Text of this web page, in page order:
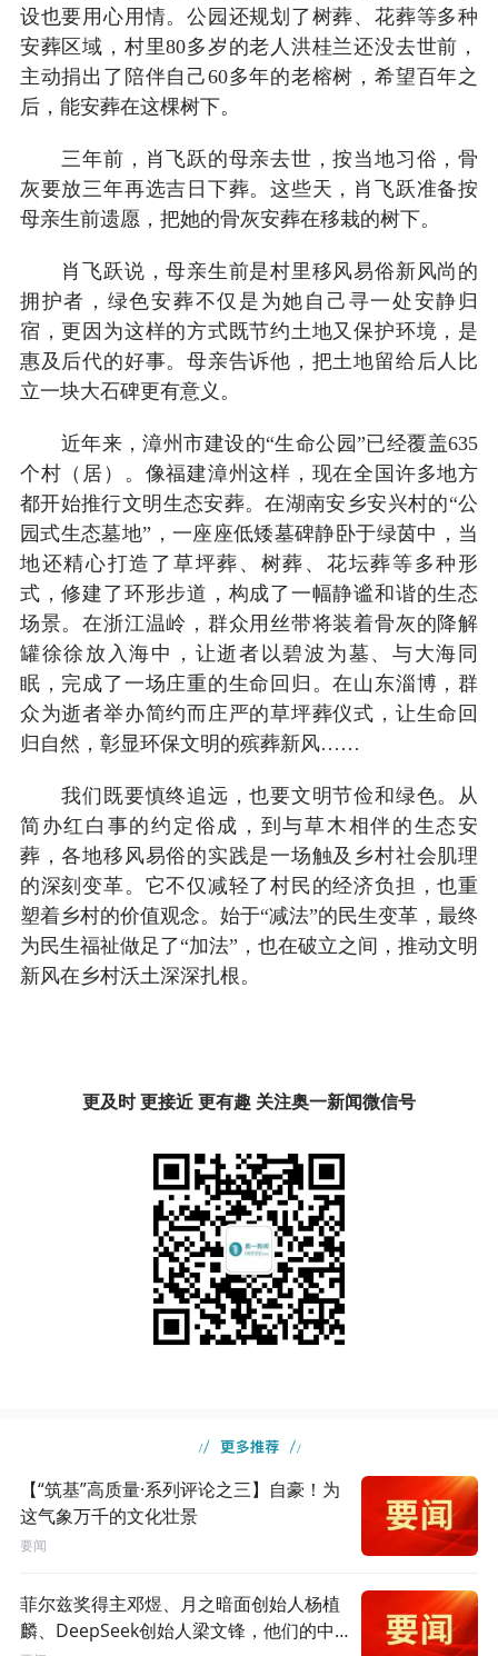
设也要用心用情。公园还规划了树葬、花葬等多种
安葬区域，村里80多岁的老人洪桂兰还没去世前，
主动捐出了陪伴自己60多年的老榕树，希望百年之
后，能安葬在这棵树下。
三年前，肖飞跃的母亲去世，按当地习俗，骨
灰要放三年再选吉日下葬。这些天，肖飞跃准备按
母亲生前遗愿，把她的骨灰安葬在移栽的树下。
肖飞跃说，母亲生前是村里移风易俗新风尚的
拥护者，绿色安葬不仅是为她自己寻一处安静归
宿，更因为这样的方式既节约土地又保护环境，是
惠及后代的好事。母亲告诉他，把土地留给后人比
立一块大石碑更有意义。
近年来，漳州市建设的“生命公园”已经覆盖635
个村（居）。像福建漳州这样，现在全国许多地方
都开始推行文明生态安葬。在湖南安乡安兴村的“公
园式生态墓地”，一座座低矮墓碑静卧于绿茵中，当
地还精心打造了草坪葬、树葬、花坛葬等多种形
式，修建了环形步道，构成了一幅静谧和谐的生态
场景。在浙江温岭，群众用丝带将装着骨灰的降解
罐徐徐放入海中，让逝者以碧波为墓、与大海同
眠，完成了一场庄重的生命回归。在山东淄博，群
众为逝者举办简约而庄严的草坪葬仪式，让生命回
归自然，彰显环保文明的殡葬新风……
我们既要慎终追远，也要文明节俭和绿色。从
简办红白事的约定俗成，到与草木相伴的生态安
葬，各地移风易俗的实践是一场触及乡村社会肌理
的深刻变革。它不仅减轻了村民的经济负担，也重
塑着乡村的价值观念。始于“减法”的民生变革，最终
为民生福祉做足了“加法”，也在破立之间，推动文明
新风在乡村沃土深深扎根。
更及时 更接近 更有趣 关注奥一新闻微信号
【“筑基”高质量·系列评论之三】自豪！为
这气象万千的文化壮景
要闻
菲尔兹奖得主邓煜、月之暗面创始人杨植
麟、DeepSeek创始人梁文锋，他们的中